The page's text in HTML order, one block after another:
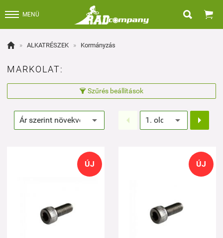
MENÜ  
 » ALKATRÉSZEK » Kormányzás
MARKOLAT:
 Szűrés beállítások
 
ÚJ ÚJ